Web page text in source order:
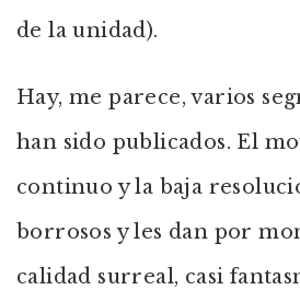
de la unidad).
Hay, me parece, varios
han sido publicados. El
continuo y la baja
borrosos y les dan por
calidad surreal, casi